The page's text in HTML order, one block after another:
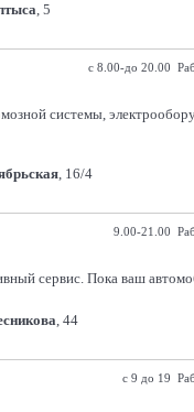
, 5
с 8.00-до 20.00
системы,
, 16/4
9.00-21.00
сервис. Пока ваш
, 44
с 9 до 19